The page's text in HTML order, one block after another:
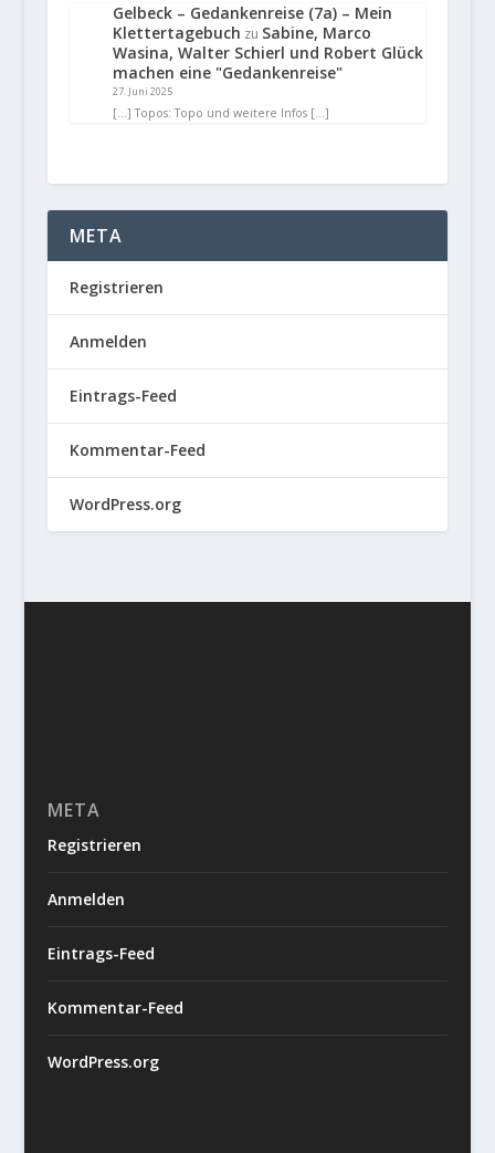
Gelbeck – Gedankenreise (7a) – Mein
Klettertagebuch zu Sabine, Marco
Wasina, Walter Schierl und Robert Glück
machen eine "Gedankenreise"
27. Juni 2025
[…] Topos: Topo und weitere Infos […]
META
Registrieren
Anmelden
Eintrags-Feed
Kommentar-Feed
WordPress.org
META
Registrieren
Anmelden
Eintrags-Feed
Kommentar-Feed
WordPress.org